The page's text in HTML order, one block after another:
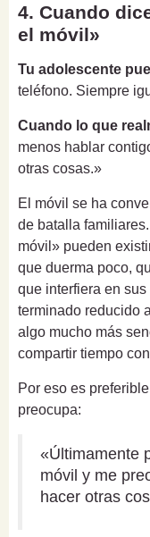
4. Cuando
el móvil»
Tu adolescente
teléfono. Siempre
Cuando lo que
menos hablar
otras cosas.»
El móvil se ha
de batalla
móvil» pueden
que duerma poco,
que interfiera en
terminado reducido
algo mucho más
compartir tiempo
Por eso es
preocupa:
«Últimamente
móvil y me
hacer otras